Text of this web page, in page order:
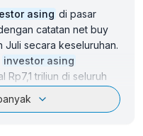
asing di pasar
catatan net buy
Juli secara keseluruhan.
investor asing
triliun di seluruh
Tbk (MAPI)
dengan nilai Rp9,33